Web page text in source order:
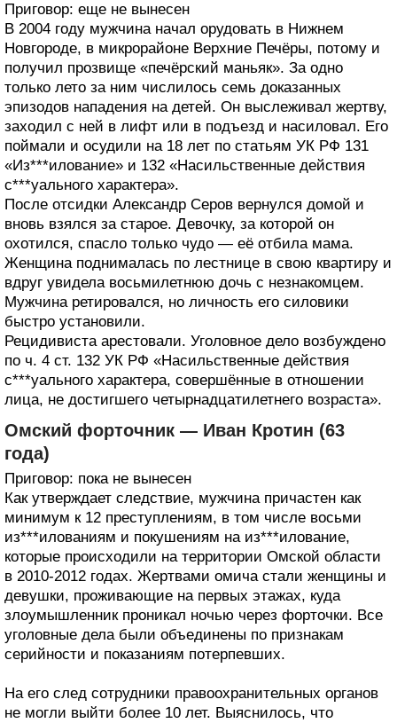
Приговор: еще не вынесен
В 2004 году мужчина начал орудовать в Нижнем
Новгороде, в микрорайоне Верхние Печёры, потому и
получил прозвище «печёрский маньяк». За одно
только лето за ним числилось семь доказанных
эпизодов нападения на детей. Он выслеживал жертву,
заходил с ней в лифт или в подъезд и насиловал. Его
поймали и осудили на 18 лет по статьям УК РФ 131
«Из***илование» и 132 «Насильственные действия
с***уального характера».
После отсидки Александр Серов вернулся домой и
вновь взялся за старое. Девочку, за которой он
охотился, спасло только чудо — её отбила мама.
Женщина поднималась по лестнице в свою квартиру и
вдруг увидела восьмилетнюю дочь с незнакомцем.
Мужчина ретировался, но личность его силовики
быстро установили.
Рецидивиста арестовали. Уголовное дело возбуждено
по ч. 4 ст. 132 УК РФ «Насильственные действия
с***уального характера, совершённые в отношении
лица, не достигшего четырнадцатилетнего возраста».
Омский форточник — Иван Кротин (63
года)
Приговор: пока не вынесен
Как утверждает следствие, мужчина причастен как
минимум к 12 преступлениям, в том числе восьми
из***илованиям и покушениям на из***илование,
которые происходили на территории Омской области
в 2010-2012 годах. Жертвами омича стали женщины и
девушки, проживающие на первых этажах, куда
злоумышленник проникал ночью через форточки. Все
уголовные дела были объединены по признакам
серийности и показаниям потерпевших.
На его след сотрудники правоохранительных органов
не могли выйти более 10 лет. Выяснилось, что